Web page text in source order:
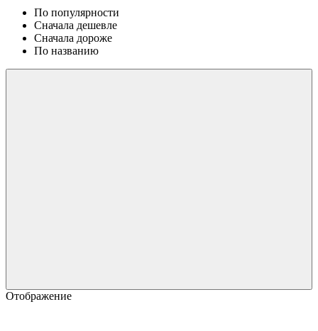
По популярности
Сначала дешевле
Сначала дороже
По названию
Отображение